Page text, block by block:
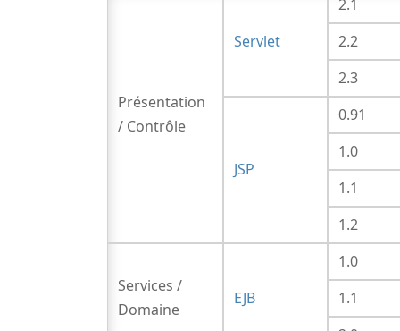
Présentation
/ Contrôle
Servlet
2.1
2.2
2.3
JSP
0.91
1.0
1.1
1.2
Services /
Domaine
EJB
1.0
1.1